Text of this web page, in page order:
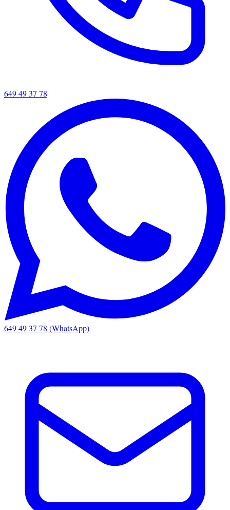
649 49 37 78
649 49 37 78 (WhatsApp)